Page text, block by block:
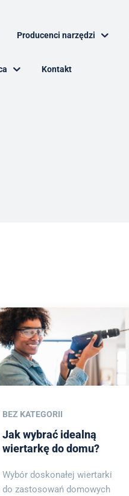
Producenci narzędzi
Kontakt
BEZ KATEGORII
Jak wybrać idealną
wiertarkę do domu?
Wybór doskonałej wiertarki
do zastosowań domowych